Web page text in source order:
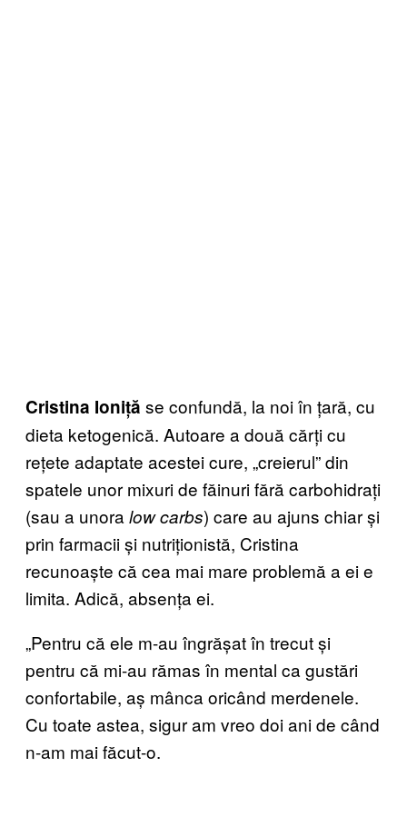
Cristina Ioniță se confundă, la noi în țară, cu
dieta ketogenică. Autoare a două cărți cu
rețete adaptate acestei cure, „creierul” din
spatele unor mixuri de făinuri fără carbohidrați
(sau a unora low carbs) care au ajuns chiar și
prin farmacii și nutriționistă, Cristina
recunoaște că cea mai mare problemă a ei e
limita. Adică, absența ei.
„Pentru că ele m-au îngrășat în trecut și
pentru că mi-au rămas în mental ca gustări
confortabile, aș mânca oricând merdenele.
Cu toate astea, sigur am vreo doi ani de când
n-am mai făcut-o.